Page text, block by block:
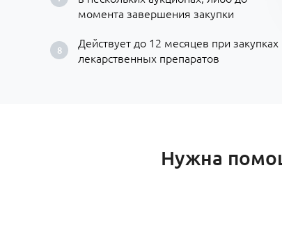
момента завершения закупки
Действует до 12 месяцев при закупках
лекарственных препаратов
Нужна